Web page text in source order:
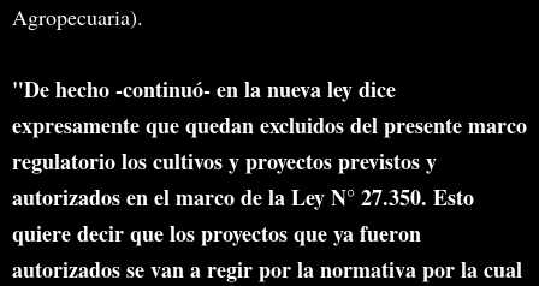
Agropecuaria).
"De hecho -continuó- en la nueva ley dice
expresamente que quedan excluidos del presente marco
regulatorio los cultivos y proyectos previstos y
autorizados en el marco de la Ley N° 27.350. Esto
quiere decir que los proyectos que ya fueron
autorizados se van a regir por la normativa por la cual